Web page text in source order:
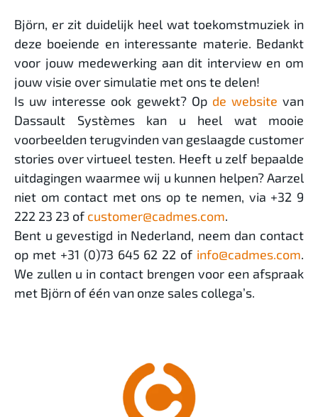
Björn, er zit duidelijk heel wat toekomstmuziek in
deze boeiende en interessante materie. Bedankt
voor jouw medewerking aan dit interview en om
jouw visie over simulatie met ons te delen!
Is uw interesse ook gewekt? Op de website van
Dassault Systèmes kan u heel wat mooie
voorbeelden terugvinden van geslaagde customer
stories over virtueel testen. Heeft u zelf bepaalde
uitdagingen waarmee wij u kunnen helpen? Aarzel
niet om contact met ons op te nemen, via +32 9
222 23 23 of customer@cadmes.com.
Bent u gevestigd in Nederland, neem dan contact
op met +31 (0)73 645 62 22 of info@cadmes.com.
We zullen u in contact brengen voor een afspraak
met Björn of één van onze sales collega’s.